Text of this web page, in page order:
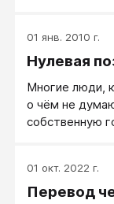
01 янв. 2010 г.
Нулевая
Многие люди,
о чём не
собственную
01 окт. 2022 г.
Перевод